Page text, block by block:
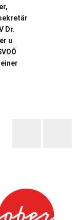
Dr.
u